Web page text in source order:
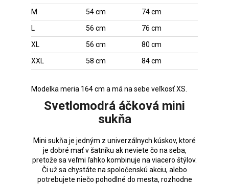
M
54 cm
74 cm
L
56 cm
76 cm
XL
56 cm
80 cm
XXL
58 cm 84 cm
Modelka meria 164 cm a má na sebe veľkosť XS.
Svetlomodrá áčková mini
sukňa
Mini sukňa je jedným z univerzálnych kúskov, ktoré
je dobré mať v šatníku ak neviete čo na seba,
pretože sa veľmi ľahko kombinuje na viacero štýlov.
Či už sa chystáte na spoločenskú akciu, alebo
potrebujete niečo pohodlné do mesta, rozhodne